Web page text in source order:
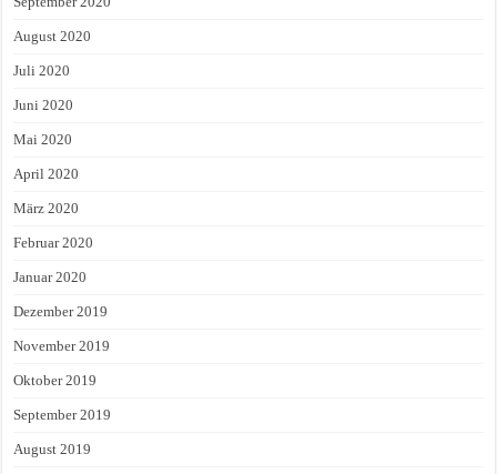
August 2020
Juli 2020
Juni 2020
Mai 2020
April 2020
März 2020
Februar 2020
Januar 2020
Dezember 2019
November 2019
Oktober 2019
September 2019
August 2019